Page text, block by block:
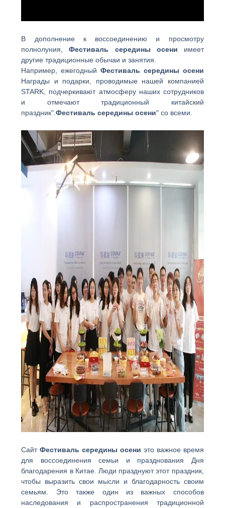
В дополнение к воссоединению и просмотру
полнолуния,Фестиваль середины осени имеет
другие традиционные обычаи и занятия.
Например, ежегодный Фестиваль середины осени
Награды и подарки, проводимые нашей компанией
STARK, подчеркивают атмосферу наших сотрудников
и отмечают традиционный китайский
праздник".Фестиваль середины осени" со всеми.
СайтФестиваль середины осени это важное время
для воссоединения семьи и празднования Дня
благодарения в Китае. Люди празднуют этот праздник,
чтобы выразить свои мысли и благодарность своим
семьям. Это также один из важных способов
наследования и распространения традиционной